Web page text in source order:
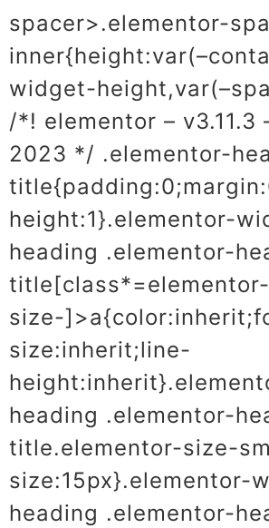
spacer>.elementor-
widget-
/*! elementor – v3.11.3
2023 */ .elementor-
height:1}.elementor-
heading .elementor-
title[class*=elementor-
size-
size:inherit;line-
heading .elementor-
title.elementor-size-
size:15px}.elementor-
heading .elementor-